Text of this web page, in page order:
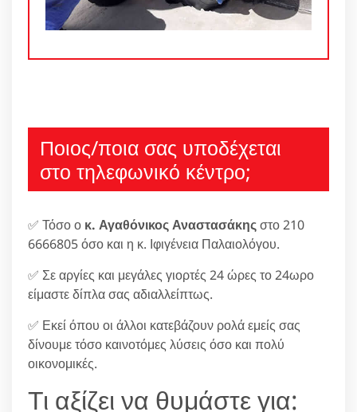
Ποιος/ποια σας υποδέχεται
στο τηλεφωνικό κέντρο;
✅ Τόσο ο κ. Αγαθόνικος Αναστασάκηςστο 210
6666805 όσο και η κ. Ιφιγένεια Παλαιολόγου.
✅ Σε αργίες και μεγάλες γιορτές 24 ώρες το 24ωρο
είμαστε δίπλα σας αδιαλλείπτως.
✅ Εκεί όπου οι άλλοι κατεβάζουν ρολά εμείς σας
δίνουμε τόσο καινοτόμες λύσεις όσο και πολύ
οικονομικές.
Τι αξίζει να θυμάστε για: